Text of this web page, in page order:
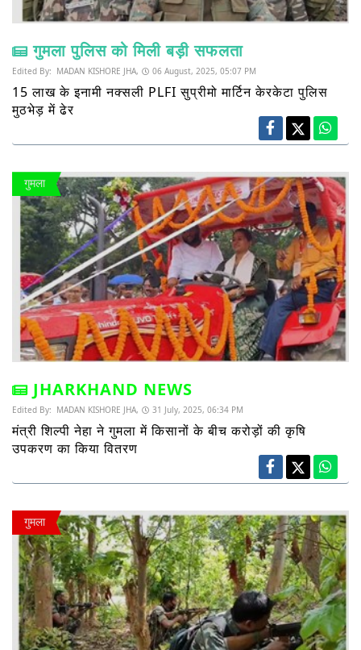
गुमला पुलिस को मिली बड़ी सफलता
Edited By: MADAN KISHORE JHA, 06 August, 2025, 05:07 PM
15 लाख के इनामी नक्सली PLFI सुप्रीमो मार्टिन केरकेटा पुलिस
मुठभेड़ में ढेर
गुमला
JHARKHAND NEWS
Edited By: MADAN KISHORE JHA, 31 July, 2025, 06:34 PM
मंत्री शिल्पी नेहा ने गुमला में किसानों के बीच करोड़ों की कृषि
उपकरण का किया वितरण
गुमला